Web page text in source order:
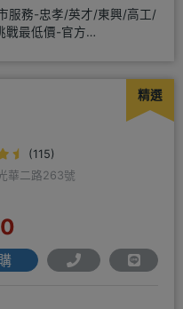
服務-忠孝/英才/東興/高工/
戰最低價-官方
精選
(115)
華二路263號